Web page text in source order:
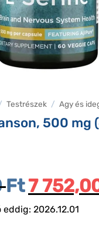
Testrészek / Agy és
500 mg
Ft Original
price
was:
7
2026.12.01